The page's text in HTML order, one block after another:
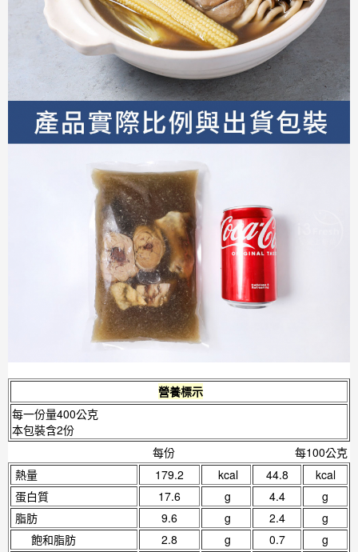
營養標示
每一份量400公克
本包裝含2份
每份
每100公克
熱量
179.2 kcal 44.8
kcal
蛋白質
17.6 g 4.4
g
脂肪
9.6 g 2.4
g
飽和脂肪
2.8 g 0.7 g